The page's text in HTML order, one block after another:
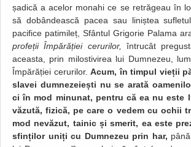
șadică a acelor monahi ce se retrăgeau în
să dobândească pacea sau liniștea
pacifice patimileț, Sfântul Grigorie Palama
profeții Împărăției cerurilor,
întrucât
aceasta, prin milostivirea lui Dumnezeu,
Împărăției cerurilor.Acum, în timpul vieții
slavei dumnezeiești nu se arată
ci în mod minunat, pentru că ea nu este
văzută, fizică, pe care o vedem cu ochii
mod nevăzut, tainic și smerit, ea este
sfinților uniți cu Dumnezeu prin har,